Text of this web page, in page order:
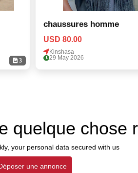
3
chaussures homme
USD 80.00
Kinshasa
29 May 2026
quelque chose
your personal data secured with us
une annonce